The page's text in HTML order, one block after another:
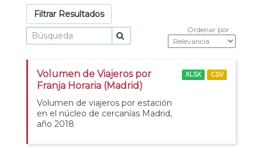
Filtrar Resultados
Ordenar por
Volumen de Viajeros por
Franja Horaria (Madrid)
Volumen de viajeros por estación
en el núcleo de cercanías Madrid,
año 2018
XLSX CSV